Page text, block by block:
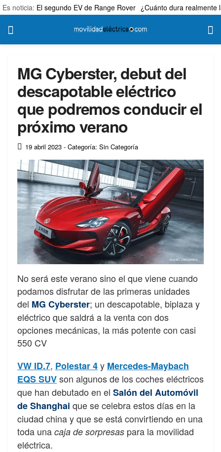
Es noticia: El segundo EV de Range Rover ¿Cuánto dura realmente
MG Cyberster, debut del
descapotable eléctrico
que podremos conducir el
próximo verano
19 abril 2023 - Categoría: Sin Categoría
No será este verano sino el que viene cuando
podamos disfrutar de las primeras unidades
del MG Cyberster; un descapotable, biplaza y
eléctrico que saldrá a la venta con dos
opciones mecánicas, la más potente con casi
550 CV
VW ID.7, Polestar 4y Mercedes-Maybach
EQS SUVson algunos de los coches eléctricos
que han debutado en el Salón del Automóvil
de Shanghai que se celebra estos días en la
ciudad china y que se está convirtiendo en una
toda una caja de sorpresas para la movilidad
eléctrica.